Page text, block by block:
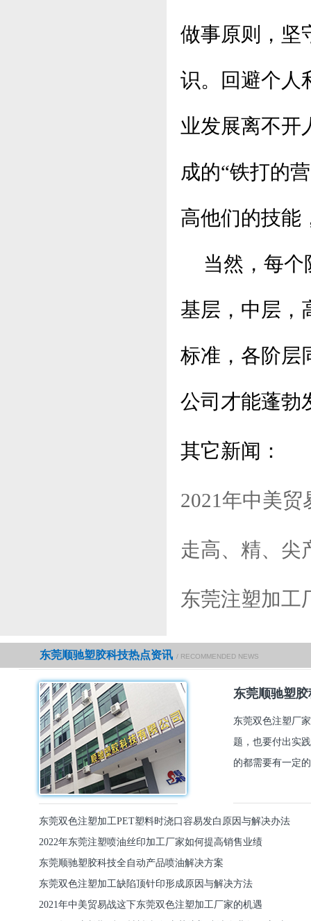
做事原则，坚
识。回避个人
业发展离不开
成的“铁打的
高他们的技能
当然，每个
基层，中层，
标准，各阶层
公司才能蓬勃
其它新闻：
2021年中美
走高、精、尖
东莞注塑加工
东莞顺驰塑胶科技热点资讯 / RECOMMENDED NEWS
东莞顺驰塑
东莞双色注塑厂
题，也要付出实
的都需要有一定
东莞双色注塑加工PET塑料时浇口容易发白原因与解决办法
2022年东莞注塑喷油丝印加工厂家如何提高销售业绩
东莞顺驰塑胶科技全自动产品喷油解决方案
东莞双色注塑加工缺陷顶针印形成原因与解决方法
2021年中美贸易战这下东莞双色注塑加工厂家的机遇